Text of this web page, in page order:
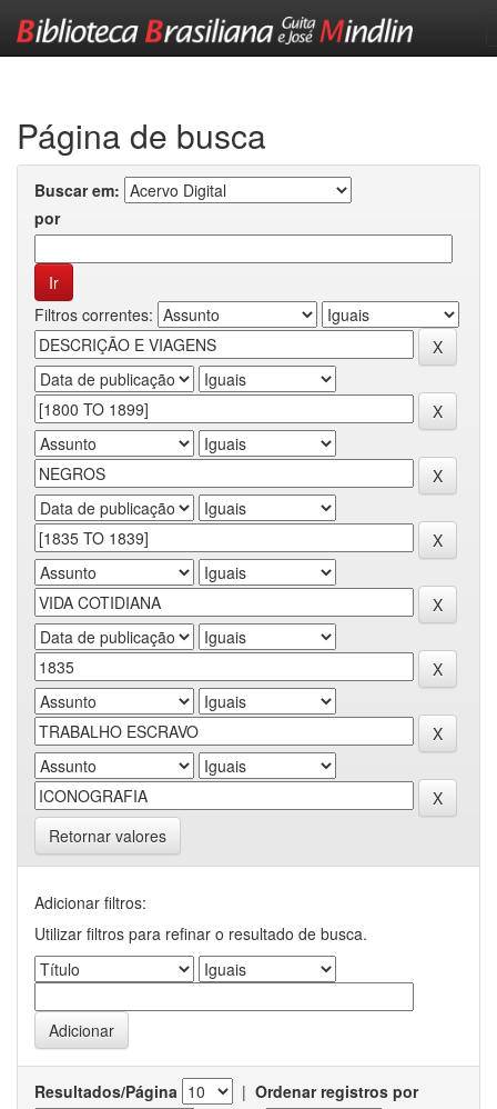
Página de busca
Buscar em:
por
Filtros correntes:
Retornar valores
Adicionar filtros:
Utilizar filtros para refinar o resultado de busca.
Resultados/Página | Ordenar registros por